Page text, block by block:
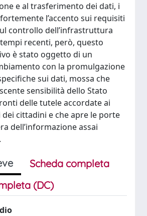
e al trasferimento dei dati, i
l’accento sui requisiti
controllo dell’infrastruttura
recenti, però, questo
è stato oggetto di un
con la promulgazione
sui dati, mossa che
sensibilità dello Stato
delle tutele accordate ai
cittadini e che apre le porte
dell’informazione assai
Scheda completa
(DC)